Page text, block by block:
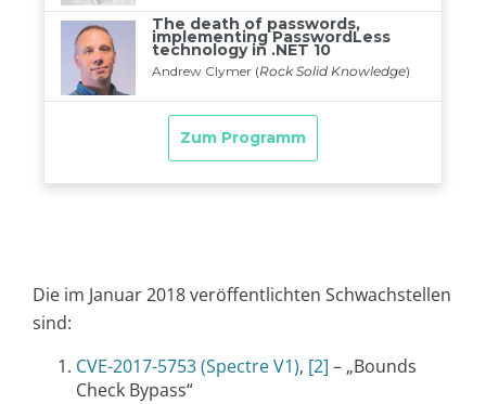
Die im Januar 2018 veröffentlichten Schwachstellen
sind:
CVE-2017-5753 (Spectre V1), [2] – „Bounds
Check Bypass“